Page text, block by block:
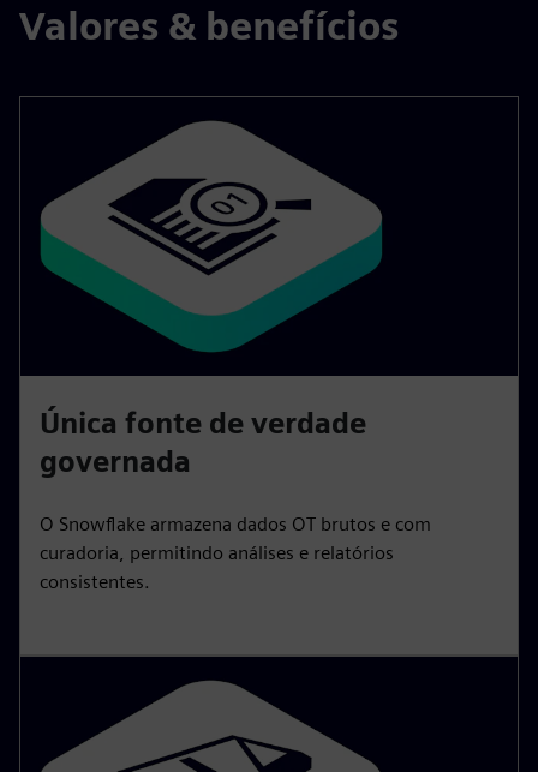
Valores & benefícios
Única fonte de verdade
governada
O Snowflake armazena dados OT brutos e com
curadoria, permitindo análises e relatórios
consistentes.